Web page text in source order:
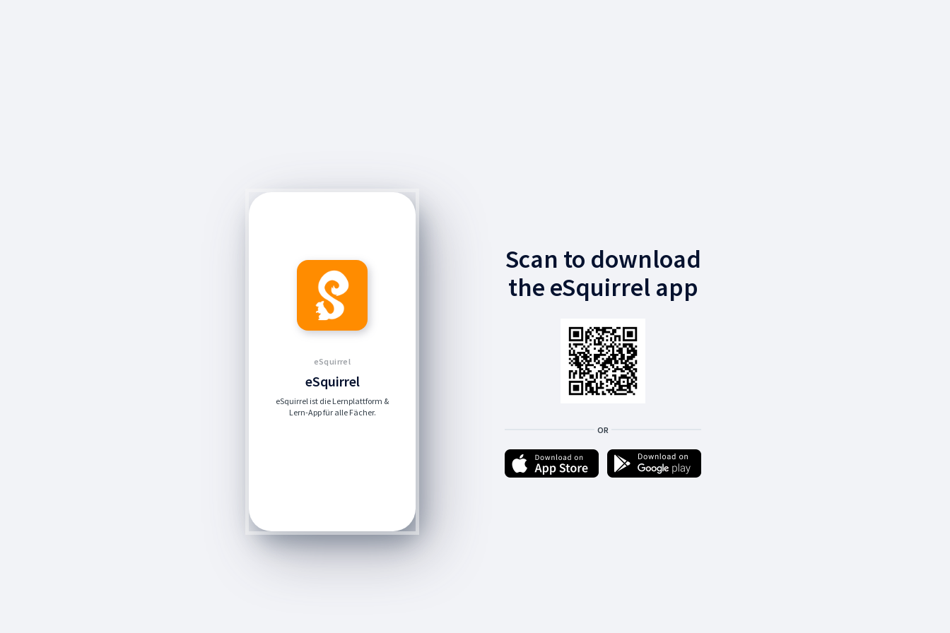
eSquirrel
eSquirrel
eSquirrel ist die Lernplattform &
Lern-App für alle Fächer.
Scan to download
the eSquirrel app
OR